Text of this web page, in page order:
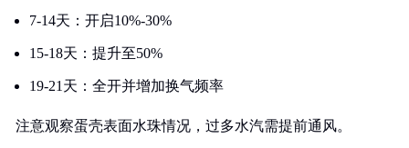
7-14天：开启10%-30%
15-18天：提升至50%
19-21天：全开并增加换气频率
注意观察蛋壳表面水珠情况，过多水汽需提前通风。